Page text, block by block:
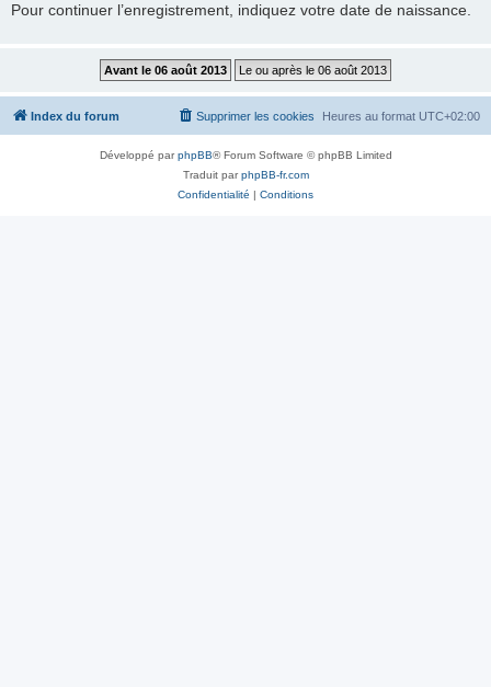
e
Pour continuer l’enregistrement, indiquez votre date de naissance.
Index du forum Heures au format UTC+02:00
Supprimer les cookies
Développé parphpBB® Forum Software © phpBB Limited
Traduit parphpBB-fr.com
Confidentialité | Conditions